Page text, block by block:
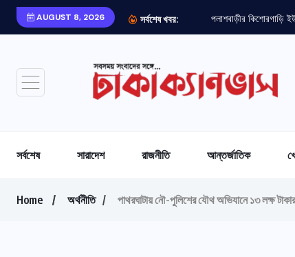
AUGUST 8, 2026 সর্বশেষ খবর:
সর্বশেষ সারাদেশ রাজনীতি আন্তর্জাতিক
Home অর্থনীতি পাথরঘাটায় নৌ-পুলিশের যৌথ অভিযানে ১৩ লক্ষ